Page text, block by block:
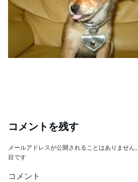
コメントを残す
メールアドレスが公開されることはありません。
目です
コメント